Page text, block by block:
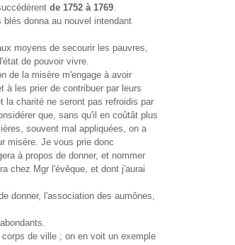
de 1752 à 1769.
donna au nouvel intendant
moyens de secourir les pauvres,
de pouvoir vivre.
de la misère m'engage à avoir
à les prier de contribuer par leurs
la charité ne seront pas refroidis par
que, sans qu'il en coûtât plus
souvent mal appliquées, on a
misère. Je vous prie donc
à propos de donner, et nommer
chez Mgr l'évêque, et dont j'aurai
donner, l'association des aumônes,
de ville ; on en voit un exemple